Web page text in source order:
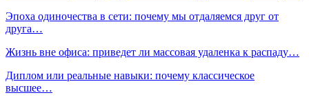
Эпоха одиночества в сети: почему мы отдаляемся друг от
друга…
Жизнь вне офиса: приведет ли массовая удаленка к распаду…
Диплом или реальные навыки: почему классическое
высшее…